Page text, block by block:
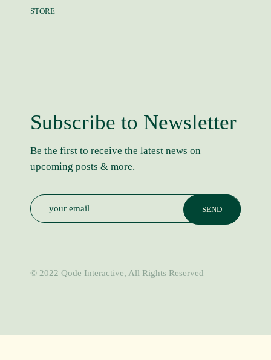
STORE
Subscribe to Newsletter
Be the first to receive the latest news on
upcoming posts & more.
© 2022 Qode Interactive, All Rights Reserved